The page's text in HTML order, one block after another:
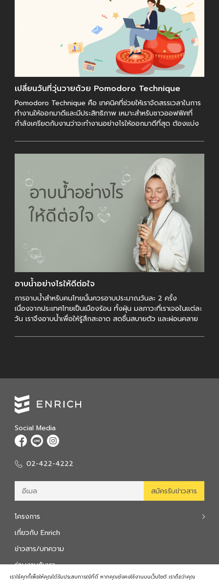
เปลี่ยนวันที่วุ่นวายด้วย Pomodoro Technique
Pomodoro Technique คือ เทคนิคที่ช่วยให้เราจัดสรรเวลาในการ
ทำงานให้ออกมาดีและมีประสิทธิภาพ เหมาะสำหรับชาวออฟฟิศที่
กำลังเครียดกับงานว่าจะทำงานอย่างไรให้ออกมาดีที่สุด ต้องแบ่ง
อาบน้ำอย่างไรให้ดีต่อใจ
การอาบน้ำสำหรับคนไทยนั้นควรอาบประมาณวันละ 2 ครั้ง
เนื่องจากประเทศไทยเป็นเมืองร้อน ทั้งฝุ่น มลภาวะที่เราเจอในแต่ละ
วัน เราจึงอาบน้ำเพื่อให้รู้สึกสะอาด สดชื่นสบายตัว และผ่อนคลาย
Social Media
02-422-4222
โครงการ
เกี่ยวกับ Enrich
ข่าวสาร/บทความ
ร่วมงานกับเรา
เราใช้คุกกี้เพื่อให้คุณได้รับประสบการณ์ที่ดี หากคุณยังคงใช้งานบนเว็บไซต์ เราถือว่าคุณ